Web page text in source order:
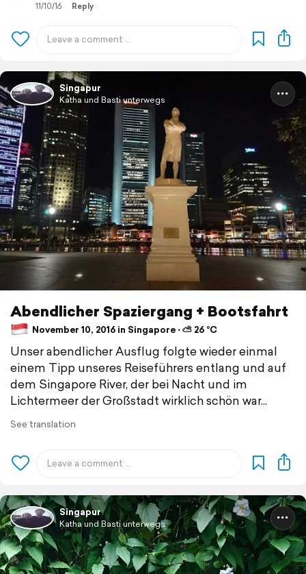
11/10/16 Reply
Singapur
Katha und Basti unterwegs
Abendlicher Spaziergang + Bootsfahrt
November 10, 2016 in Singapore ⋅ ⛅ 26 °C
Unser abendlicher Ausflug folgte wieder einmal
einem Tipp unseres Reiseführers entlang und auf
dem Singapore River, der bei Nacht und im
Lichtermeer der Großstadt wirklich schön war...
See translation
Singapur
Katha und Basti unterwegs